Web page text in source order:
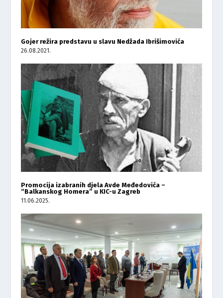
Gojer režira predstavu u slavu Nedžada Ibrišimovića
26.08.2021.
Promocija izabranih djela Avde Međedovića –
“Balkanskog Homera” u KIC-u Zagreb
11.06.2025.